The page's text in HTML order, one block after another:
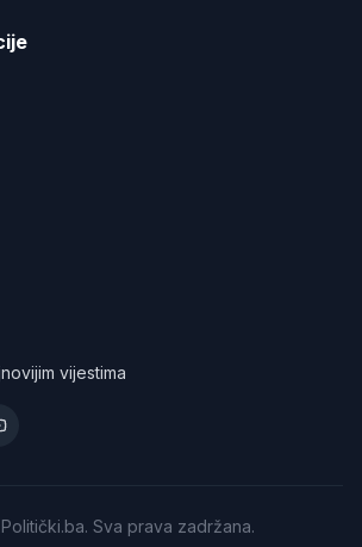
vijestima
Politički.ba. Sva prava zadržana.